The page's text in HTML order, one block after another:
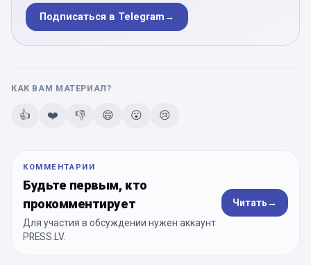
Подписаться в Telegram→
КАК ВАМ МАТЕРИАЛ?
👍 ❤️ 👎 😄 😮 😢
КОММЕНТАРИИ
Будьте первым, кто
прокомментирует
Для участия в обсуждении нужен аккаунт
PRESS.LV.
Читать→